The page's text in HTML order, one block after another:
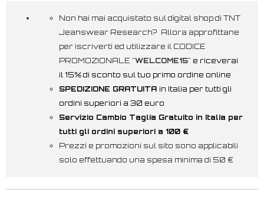
Non hai mai acquistato sul digital shop di TNT
Jeanswear Research? Allora approfittane
per iscriverti ed utilizzare il CODICE
PROMOZIONALE "WELCOME15" e riceverai
il 15% di sconto sul tuo primo ordine online
SPEDIZIONE GRATUITA in Italia per tutti gli
ordini superiori a 30 euro
Servizio Cambio Taglia Gratuito in Italia per
tutti gli ordini superiori a 100 €
Prezzi e promozioni sul sito sono applicabili
solo effettuando una spesa minima di 50 €